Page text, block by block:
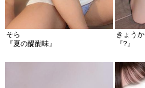
そら
『夏の醍醐味』
きょうか
『?』